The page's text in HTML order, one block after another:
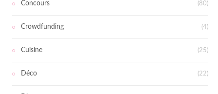
Concours (80)
Crowdfunding (4)
Cuisine (25)
Déco (22)